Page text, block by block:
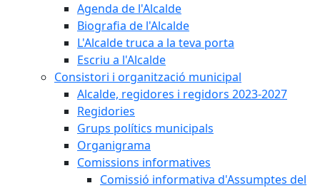
Agenda de l'Alcalde
Biografia de l'Alcalde
L'Alcalde truca a la teva porta
Escriu a l'Alcalde
Consistori i organització municipal
Alcalde, regidores i regidors 2023-2027
Regidories
Grups polítics municipals
Organigrama
Comissions informatives
Comissió informativa d'Assumptes del